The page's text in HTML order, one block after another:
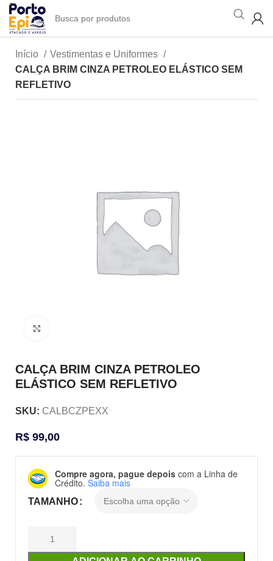
Início
Vestimentas e Uniformes
CALÇA BRIM CINZA PETROLEO ELÁSTICO SEM
REFLETIVO
CALÇA BRIM CINZA PETROLEO
ELÁSTICO SEM REFLETIVO
SKU: CALBCZPEXX
R$ 99,00
Compre agora, pague depois com a Linha de
Crédito. Saiba mais
TAMANHO